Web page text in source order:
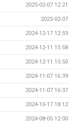
2025-02-07 12:21
2025-02-07
2024-12-17 12:59
2024-12-11 15:58
2024-12-11 15:50
2024-11-07 16:39
2024-11-07 16:37
2024-10-17 18:12
2024-08-05 12:00